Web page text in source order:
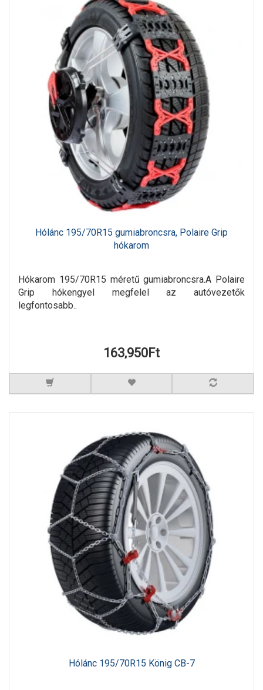
Hólánc 195/70R15 gumiabroncsra, Polaire Grip
hókarom
Hókarom 195/70R15 méretű gumiabroncsra.A Polaire
Grip hókengyel megfelel az autóvezetők
legfontosabb..
163,950Ft
Hólánc 195/70R15 König CB-7